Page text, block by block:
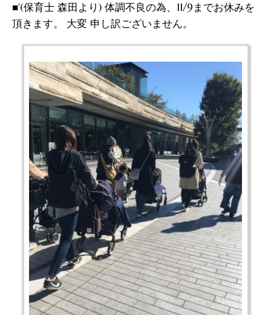
■'(保育士 森田より) 体調不良の為、11/9までお休みを
頂きます。 大変 申し訳ございません。